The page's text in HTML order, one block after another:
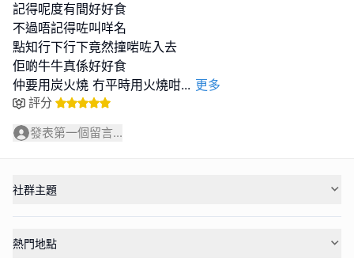
記得呢度有間好好食
不過唔記得咗叫咩名
點知行下行下竟然撞啱咗入去
佢啲牛牛真係好好食
仲要用炭火燒 冇平時用火燒咁... 更多
評分
發表第一個留言...
社群主題
熱門地點